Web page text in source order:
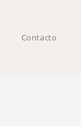
Contacto